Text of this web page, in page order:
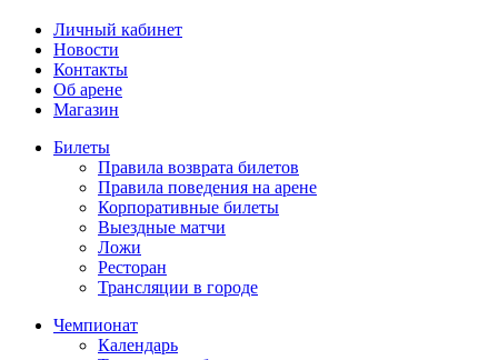
Личный кабинет
Новости
Контакты
Об арене
Магазин
Билеты
Правила возврата билетов
Правила поведения на арене
Корпоративные билеты
Выездные матчи
Ложи
Ресторан
Трансляции в городе
Чемпионат
Календарь